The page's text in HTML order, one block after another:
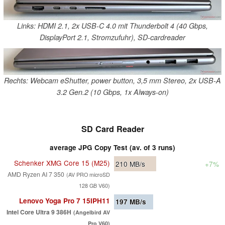
Links: HDMI 2.1, 2x USB-C 4.0 mit Thunderbolt 4 (40 Gbps,
DisplayPort 2.1, Stromzufuhr), SD-cardreader
Rechts: Webcam eShutter, power button, 3,5 mm Stereo, 2x USB-A
3.2 Gen.2 (10 Gbps, 1x Always-on)
SD Card Reader
average JPG Copy Test (av. of 3 runs)
Schenker XMG Core 15 (M25)
AMD Ryzen AI 7 350 (AV PRO microSD
128 GB V60)
210 MB/s +7%
Lenovo Yoga Pro 7 15IPH11
Intel Core Ultra 9 386H (Angelbird AV
Pro V60)
197 MB/s